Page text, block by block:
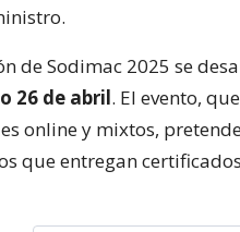
de Sodimac 2025 se
26 de abril. El evento,
online y mixtos,
que entregan